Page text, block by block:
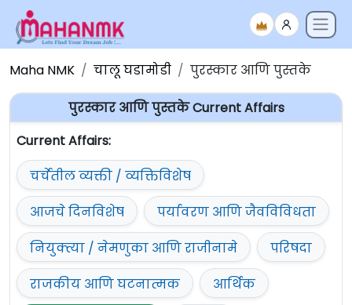
Maha NMK चालू घडामोडी पुरस्कार आणि पुस्तके
पुरस्कार आणि पुस्तके Current Affairs
Current Affairs:
चर्चेतील व्यक्ती / व्यक्तिविशेष
आजचे दिनविशेष
पर्यावरण आणि जैवविविधता
नियुक्त्या / नेमणुका आणि राजीनामे
परिषदा
राजकीय आणि घटनात्मक
आर्थिक